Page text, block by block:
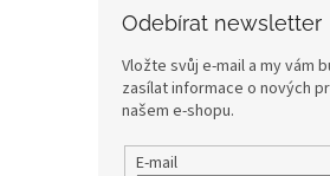
Odebírat newsletter
Vložte svůj e-mail a my vám
zasílat informace o nových
našem e-shopu.
E-mail